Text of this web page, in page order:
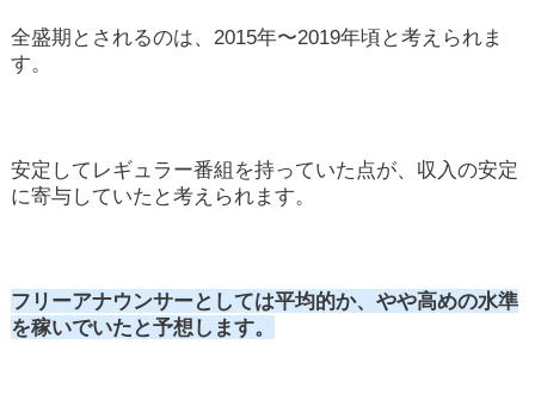
全盛期 と さ れるのは、 2015年〜2019年頃と考え られ ま
す。
安定 して レギュラー番組 を持っていた 点が、 収入 の安定
に寄与していた と考え られ ます。
フリーアナウンサーとしては平均的か、 やや高めの水準
を稼いでいたと予想します。